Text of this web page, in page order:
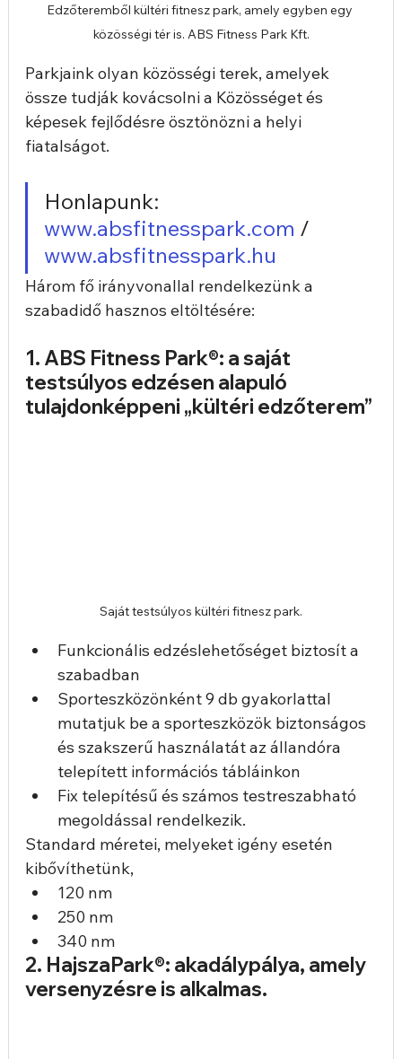
Edzőteremből kültéri fitnesz park, amely egyben egy
közösségi tér is. ABS Fitness Park Kft.
Parkjaink olyan közösségi terek, amelyek
össze tudják kovácsolni a Közösséget és
képesek fejlődésre ösztönözni a helyi
fiatalságot.
Honlapunk:
www.absfitnesspark.com /
www.absfitnesspark.hu
Három fő irányvonallal rendelkezünk a
szabadidő hasznos eltöltésére:
1. ABS Fitness Park®: a saját
testsúlyos edzésen alapuló
tulajdonképpeni „kültéri edzőterem”
Saját testsúlyos kültéri fitnesz park.
Funkcionális edzéslehetőséget biztosít a
szabadban
Sporteszközönként 9 db gyakorlattal
mutatjuk be a sporteszközök biztonságos
és szakszerű használatát az állandóra
telepített információs tábláinkon
Fix telepítésű és számos testreszabható
megoldással rendelkezik.
Standard méretei, melyeket igény esetén
kibővíthetünk,
120 nm
250 nm
340 nm
2. HajszaPark®: akadálypálya, amely
versenyzésre is alkalmas.